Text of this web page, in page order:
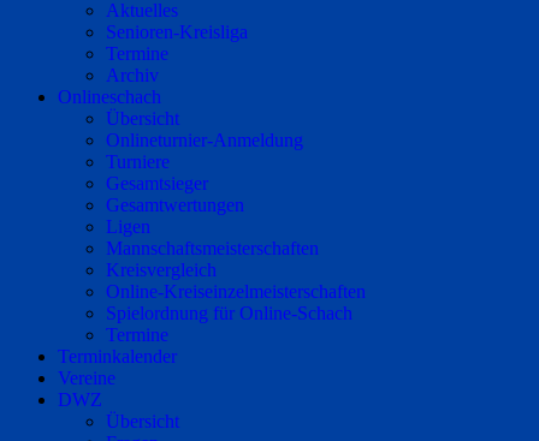
Aktuelles
Senioren-Kreisliga
Termine
Archiv
Onlineschach
Übersicht
Onlineturnier-Anmeldung
Turniere
Gesamtsieger
Gesamtwertungen
Ligen
Mannschaftsmeisterschaften
Kreisvergleich
Online-Kreiseinzelmeisterschaften
Spielordnung für Online-Schach
Termine
Terminkalender
Vereine
DWZ
Übersicht